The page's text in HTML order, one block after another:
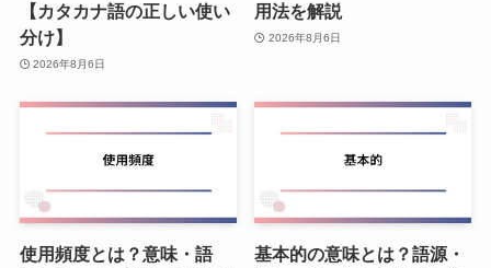
【カタカナ語の正しい使い
分け】
2026年8月6日
用法を解説
2026年8月6日
使用頻度とは？意味・語
基本的の意味とは？語源・